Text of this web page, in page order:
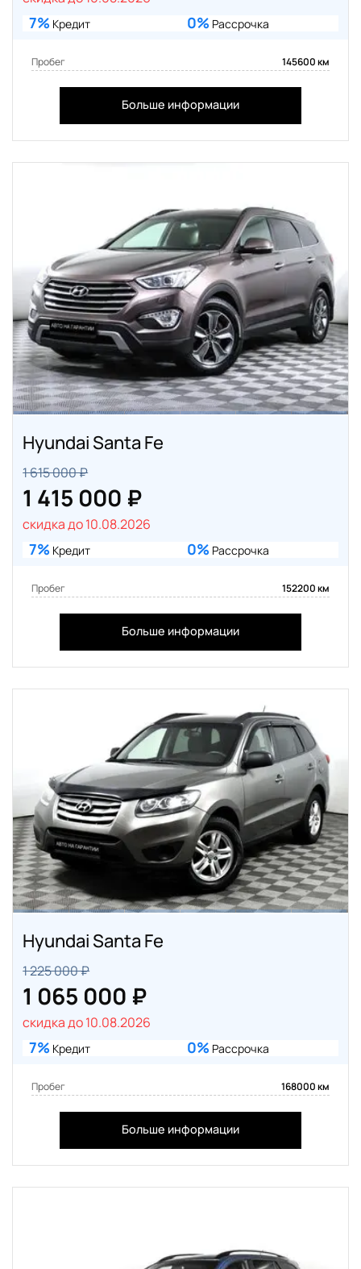
7% Кредит 0% Рассрочка
Пробег 145600 км
Больше информации
Hyundai Santa Fe
1 615 000 ₽
1 415 000 ₽
скидка до 10.08.2026
7% Кредит 0% Рассрочка
Пробег 152200 км
Больше информации
Hyundai Santa Fe
1 225 000 ₽
1 065 000 ₽
скидка до 10.08.2026
7% Кредит 0% Рассрочка
Пробег 168000 км
Больше информации